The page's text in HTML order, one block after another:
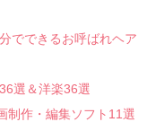
でできるお呼ばれヘア
選＆洋楽36選
制作・編集ソフト11選